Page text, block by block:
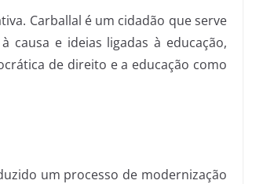
Carballal é um cidadão que serve
causa e ideias ligadas à educação,
de direito e a educação como
um processo de modernização